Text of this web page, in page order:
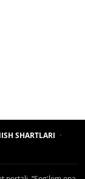
SHARTLARI